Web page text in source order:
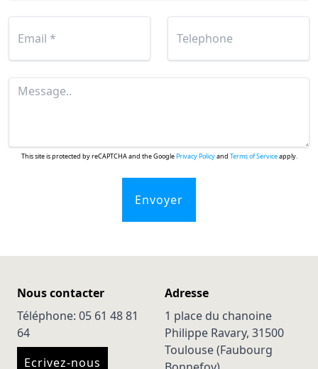
This site is protected by reCAPTCHA and the GooglePrivacy Policyand Terms of Serviceapply.
Envoyer
Nous contacter
Téléphone: 05 61 48 81
64
Ecrivez-nous
Adresse
1 place du chanoine
Philippe Ravary, 31500
Toulouse (Faubourg